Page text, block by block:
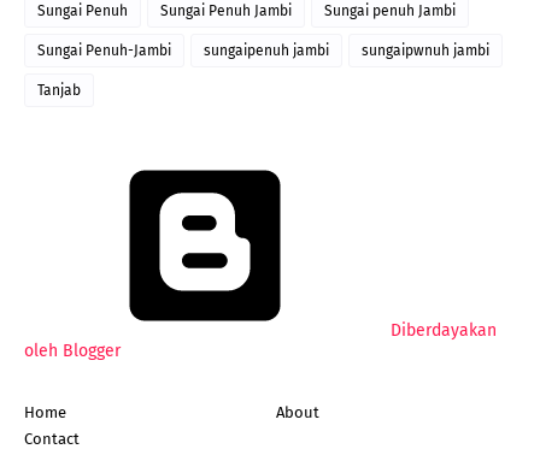
Sungai Penuh Sungai Penuh Jambi Sungai penuh Jambi
Sungai Penuh-Jambi sungaipenuh jambi sungaipwnuh jambi
Tanjab
Diberdayakan
oleh Blogger
Home
About
Contact